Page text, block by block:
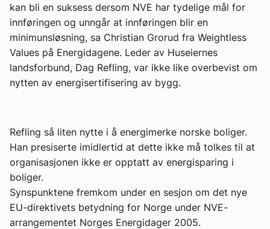
Aktuelle prosjekter
Om VVS Aktuelt
Kontakt oss:
Annonsere i VVS Aktuelt
Kontakt oss
Tips oss
eBlad
kan bli en suksess dersom NVE har tydelige mål for
innføringen og unngår at innføringen blir en
minimunsløsning, sa Christian Grorud fra Weightless
Values på Energidagene. Leder av Huseiernes
landsforbund, Dag Refling, var ikke like overbevist om
nytten av energisertifisering av bygg.
Refling så liten nytte i å energimerke norske boliger.
Han presiserte imidlertid at dette ikke må tolkes til at
organisasjonen ikke er opptatt av energisparing i
boliger.
Synspunktene fremkom under en sesjon om det nye
EU-direktivets betydning for Norge under NVE-
arrangementet Norges Energidager 2005.